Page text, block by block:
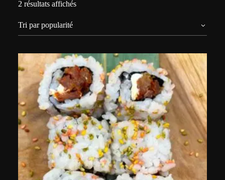
2 résultats affichés